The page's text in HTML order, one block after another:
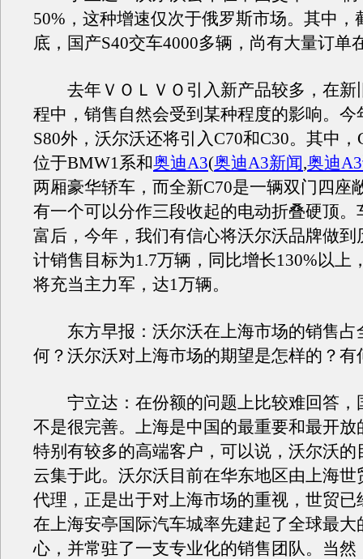
50%，这种增速仅次于俄罗斯市场。其中，
底，国产S40交车4000多辆，尚有大量订单
去年ＶＯＬＶＯ引入新产品较多，在新
程中，销售自然会受到某种程度的影响。今
S80外，沃尔沃还将引入C70和C30。其中
位于BMW1系和奥迪A3(奥迪A3新闻,奥迪
两厢豪华轿车，而全新C70是一辆双门四座
有一个可以分作三段收起的电动折叠硬顶。
富后，今年，我们有信心将沃尔沃品牌做到
计销售目标为1.7万辆，同比增长130%以上
将充当主力军，达1万辆。
东方早报：沃尔沃在上海市场的销售占
何？沃尔沃对上海市场的期望是怎样的？有
宁立达：在份额的问题上比较难回答，
不是很完善。上海是中国的最重要和最开放
特别有较多的高端客户，可以说，沃尔沃的
云集于此。沃尔沃目前在华东地区由上海世
代理，正是出于对上海市场的重视，世贸已
在上海安亭国际汽车城率先建起了全球最大
心，并常驻了一支专业化的销售团队。当然